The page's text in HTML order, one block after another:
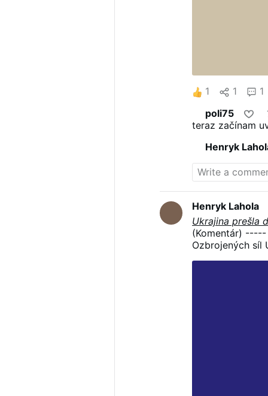
1 1 1
poli75
teraz začínam
Henryk
Henryk Lahola
Ukrajina prešla
(Komentár)
Ozbrojených síl
hrdosťou na